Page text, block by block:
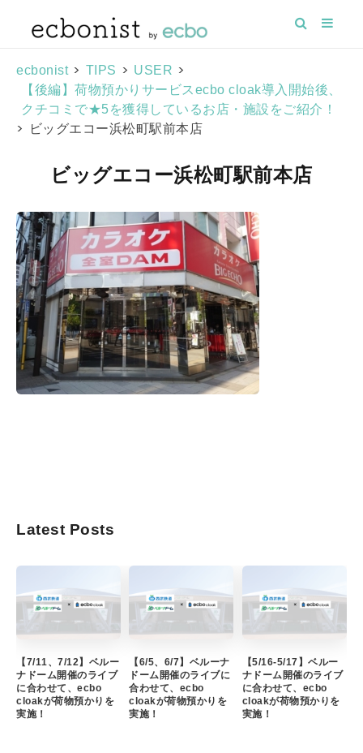
ecbonist > TIPS > USER >
【後編】荷物預かりサービスecbo cloak導入開始後、
クチコミで★5を獲得しているお店・施設をご紹介！
> ビッグエコー浜松町駅前本店
ビッグエコー浜松町駅前本店
Latest Posts
【7/11、7/12】ベルー
ナドーム開催のライブ
に合わせて、ecbo
cloakが荷物預かりを
実施！
【6/5、6/7】ベルーナ
ドーム開催のライブに
合わせて、ecbo
cloakが荷物預かりを
実施！
【5/16-5/17】ベルー
ナドーム開催のライブ
に合わせて、ecbo
cloakが荷物預かりを
実施！